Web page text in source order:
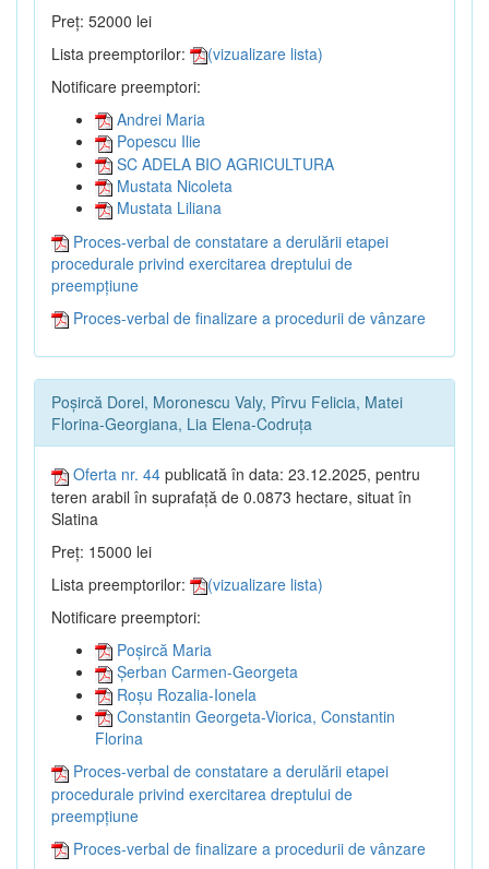
Preț: 52000 lei
Lista preemptorilor:
(vizualizare lista)
Notificare preemptori:
Andrei Maria
Popescu Ilie
SC ADELA BIO AGRICULTURA
Mustata Nicoleta
Mustata Liliana
Proces-verbal de constatare a derulării etapei
procedurale privind exercitarea dreptului de
preempțiune
Proces-verbal de finalizare a procedurii de vânzare
Poșircă Dorel, Moronescu Valy, Pîrvu Felicia, Matei
Florina-Georgiana, Lia Elena-Codruța
Oferta nr. 44 publicată în data: 23.12.2025, pentru
teren arabil în suprafață de 0.0873 hectare, situat în
Slatina
Preț: 15000 lei
Lista preemptorilor:
(vizualizare lista)
Notificare preemptori:
Poșircă Maria
Șerban Carmen-Georgeta
Roșu Rozalia-Ionela
Constantin Georgeta-Viorica, Constantin
Florina
Proces-verbal de constatare a derulării etapei
procedurale privind exercitarea dreptului de
preempțiune
Proces-verbal de finalizare a procedurii de vânzare